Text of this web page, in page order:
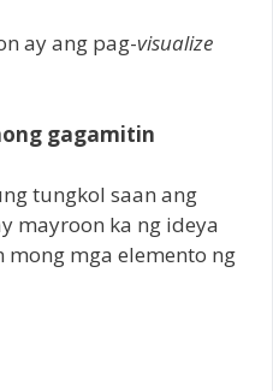
ay ang pag-visualize
gagamitin
tungkol saan ang
mayroon ka ng ideya
mga elemento ng